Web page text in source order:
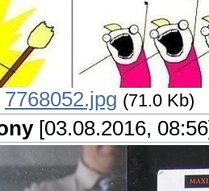
7768052.jpg (71.0 Kb)
[03.08.2016,